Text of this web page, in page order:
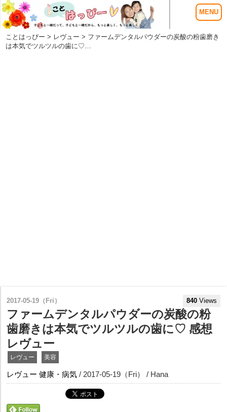
ことはっぴー > レヴュー > ファームデンタルパウダーの炭酸の粉歯磨き
は本気でツルツルの歯に♡…
2017-05-19（Fri） 840 Views
ファームデンタルパウダーの炭酸の粉
歯磨きは本気でツルツルの歯に♡ 感想
レヴュー
レヴュー 美容
レヴュー 健康・病気 / 2017-05-19（Fri） / Hana